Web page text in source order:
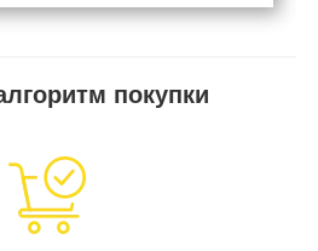
покупки